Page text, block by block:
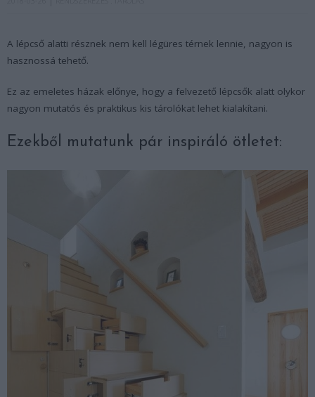
A lépcső alatti résznek nem kell légüres térnek lennie, nagyon is
hasznossá tehető.
Ez az emeletes házak előnye, hogy a felvezető lépcsők alatt olykor
nagyon mutatós és praktikus kis tárolókat lehet kialakítani.
Ezekből mutatunk pár inspiráló ötletet: